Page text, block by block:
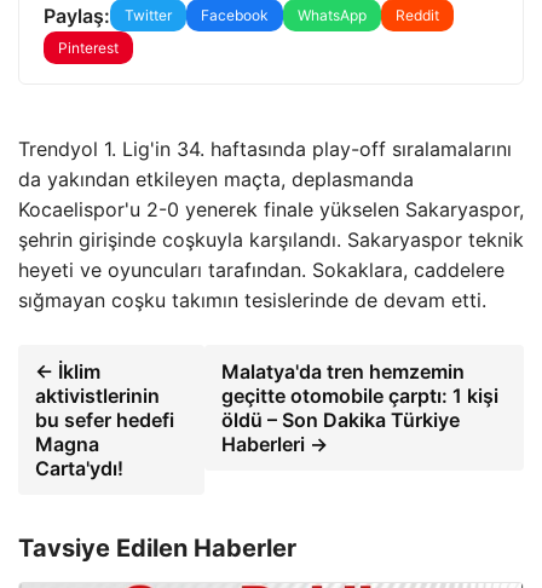
Paylaş: Twitter Facebook WhatsApp
Reddit
Pinterest
Trendyol 1. Lig'in 34. haftasında play-off sıralamalarını
da yakından etkileyen maçta, deplasmanda
Kocaelispor'u 2-0 yenerek finale yükselen Sakaryaspor,
şehrin girişinde coşkuyla karşılandı. Sakaryaspor teknik
heyeti ve oyuncuları tarafından. Sokaklara, caddelere
sığmayan coşku takımın tesislerinde de devam etti.
← İklim
aktivistlerinin
bu sefer hedefi
Magna
Carta'ydı!
Malatya'da tren hemzemin
geçitte otomobile çarptı: 1 kişi
öldü – Son Dakika Türkiye
Haberleri →
Tavsiye Edilen Haberler